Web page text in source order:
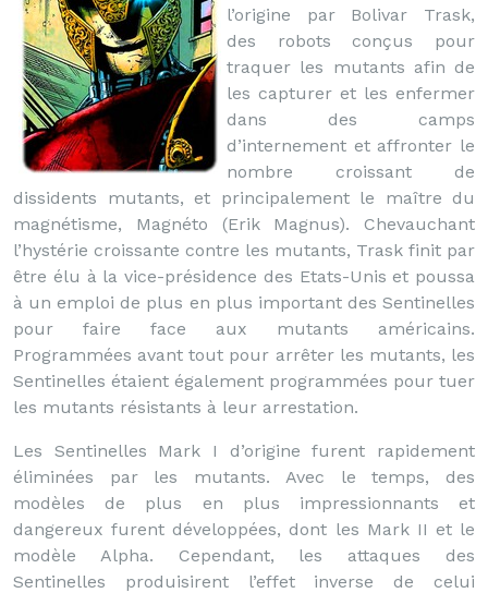
l’origine par Bolivar Trask,
des robots conçus pour
traquer les mutants afin de
les capturer et les enfermer
dans des camps
d’internement et affronter le
nombre croissant de
dissidents mutants, et principalement le maître du
magnétisme, Magnéto (Erik Magnus). Chevauchant
l’hystérie croissante contre les mutants, Trask finit par
être élu à la vice-présidence des Etats-Unis et poussa
à un emploi de plus en plus important des Sentinelles
pour faire face aux mutants américains.
Programmées avant tout pour arrêter les mutants, les
Sentinelles étaient également programmées pour tuer
les mutants résistants à leur arrestation.
Les Sentinelles Mark I d’origine furent rapidement
éliminées par les mutants. Avec le temps, des
modèles de plus en plus impressionnants et
dangereux furent développées, dont les Mark II et le
modèle Alpha. Cependant, les attaques des
Sentinelles produisirent l’effet inverse de celui